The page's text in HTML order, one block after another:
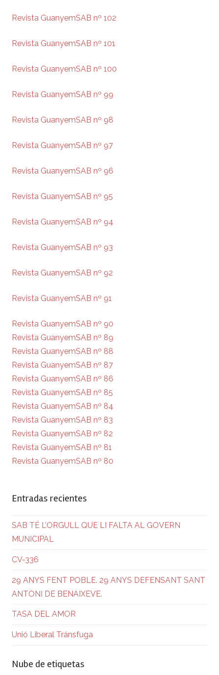
Revista GuanyemSAB nº 102
Revista GuanyemSAB nº 101
Revista GuanyemSAB nº 100
Revista GuanyemSAB nº 99
Revista GuanyemSAB nº 98
Revista GuanyemSAB nº 97
Revista GuanyemSAB nº 96
Revista GuanyemSAB nº 95
Revista GuanyemSAB nº 94
Revista GuanyemSAB nº 93
Revista GuanyemSAB nº 92
Revista GuanyemSAB nº 91
Revista GuanyemSAB nº 90
Revista GuanyemSAB nº 89
Revista GuanyemSAB nº 88
Revista GuanyemSAB nº 87
Revista GuanyemSAB nº 86
Revista GuanyemSAB nº 85
Revista GuanyemSAB nº 84
Revista GuanyemSAB nº 83
Revista GuanyemSAB nº 82
Revista GuanyemSAB nº 81
Revista GuanyemSAB nº 80
Entradas recientes
SAB TÉ L’ORGULL QUE LI FALTA AL GOVERN
MUNICIPAL
CV-336
29 ANYS FENT POBLE. 29 ANYS DEFENSANT SANT
ANTONI DE BENAIXEVE.
TASA DEL AMOR
Unió Liberal Tránsfuga
Nube de etiquetas